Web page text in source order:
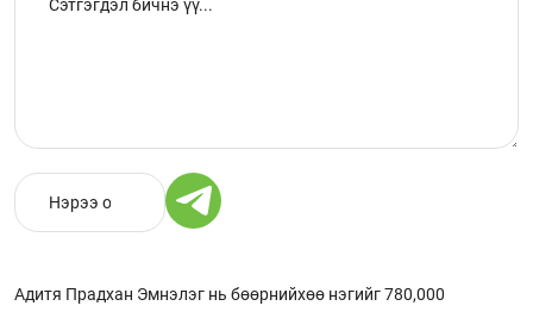
Адитя Прадхан Эмнэлэг нь бөөрнийхөө нэгийг 780,000